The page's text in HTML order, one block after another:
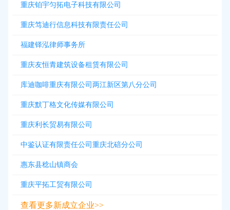
重庆铂宇匀拓电子科技有限公司
重庆笃迪行信息科技有限责任公司
福建铎泓律师事务所
重庆友恒青建筑设备租赁有限公司
库迪咖啡重庆有限公司两江新区第八分公司
重庆默丁格文化传媒有限公司
重庆利长贸易有限公司
中鉴认证有限责任公司重庆北碚分公司
惠东县稔山镇商会
重庆平拓工贸有限公司
查看更多新成立企业>>